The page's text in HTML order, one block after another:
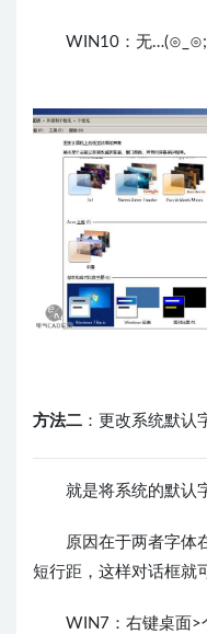
WIN10： 无
方法二 ：更改系统默认
就是将系统的默认
原因在于两者字体
短行距，这样对话框就
WIN7： 右键桌面>